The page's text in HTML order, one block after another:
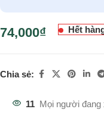
74,000₫ Hết
Chia sẻ:
11 Mọi người đang